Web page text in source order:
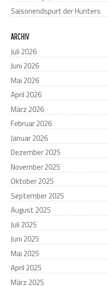
Saisonendspurt der Hunters
ARCHIV
Juli 2026
Juni 2026
Mai 2026
April 2026
März 2026
Februar 2026
Januar 2026
Dezember 2025
November 2025
Oktober 2025
September 2025
August 2025
Juli 2025
Juni 2025
Mai 2025
April 2025
März 2025